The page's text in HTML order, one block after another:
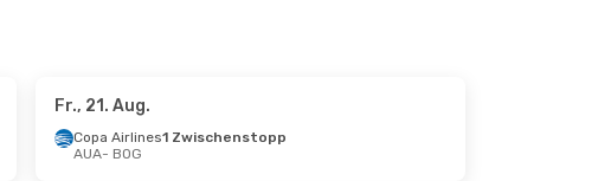
Fr., 21. Aug.
Copa Airlines1 Zwischenstopp
AUA- BOG